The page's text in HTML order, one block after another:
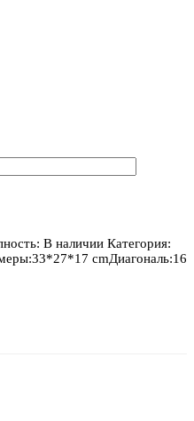
В наличии Категория:
33*27*17 cmДиагональ:16